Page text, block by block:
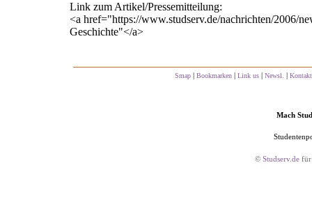
Link zum Artikel/Pressemitteilung:
<a href="https://www.studserv.de/nachrichten/2006/
Geschichte"</a>
Smap | Bookmarken | Link us | Newsl. | Kontakt
Mach
© Studserv.de für